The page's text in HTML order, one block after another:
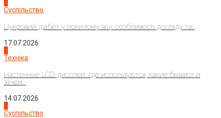
Суспільство
Цукровий діабет у похилому віці: особливості догляду та...
17.07.2026
Техніка
Настенные LCD-дисплеи: где используются, какие бывают и
зачем...
14.07.2026
Суспільство